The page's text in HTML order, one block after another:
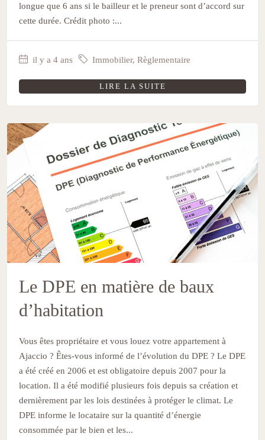
longue que 6 ans si le bailleur et le preneur sont d’accord sur
cette durée. Crédit photo :...
il y a 4 ans Immobilier, Règlementaire
LIRE LA SUITE
Le DPE en matière de baux
d’habitation
Vous êtes propriétaire et vous louez votre appartement à
Ajaccio ? Êtes-vous informé de l’évolution du DPE ? Le DPE
a été créé en 2006 et est obligatoire depuis 2007 pour la
location. Il a été modifié plusieurs fois depuis sa création et
dernièrement par les lois destinées à protéger le climat. Le
DPE informe le locataire sur la quantité d’énergie
consommée par le bien et les...